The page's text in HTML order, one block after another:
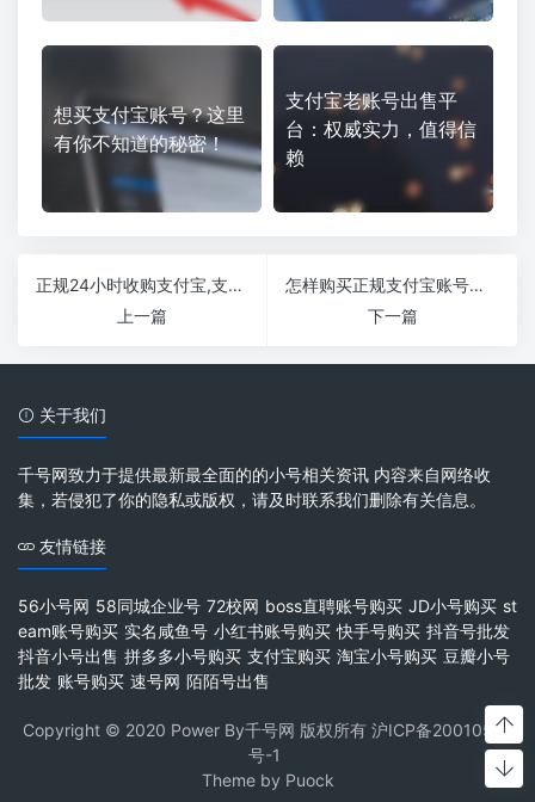
想买支付宝账号？这里
有你不知道的秘密！
支付宝老账号出售平
台：权威实力，值得信
赖
正规24小时收购支付宝,支付宝购买交易平台
上一篇
怎样购买正规支付宝账号靠谱的。
下一篇
关于我们
千号网致力于提供最新最全面的的小号相关资讯 内容来自网络收
集，若侵犯了你的隐私或版权，请及时联系我们删除有关信息。
友情链接
56小号网 58同城企业号 72校网 boss直聘账号购买 JD小号购买 st
eam账号购买 实名咸鱼号 小红书账号购买 快手号购买 抖音号批发
抖音小号出售 拼多多小号购买 支付宝购买 淘宝小号购买 豆瓣小号
批发 账号购买 速号网 陌陌号出售
Copyright © 2020 Power By千号网 版权所有 沪ICP备20010537
号-1
Theme by Puock